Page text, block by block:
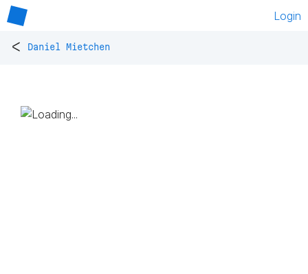
Login
< Daniel Mietchen